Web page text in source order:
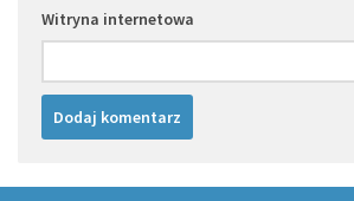
Witryna internetowa